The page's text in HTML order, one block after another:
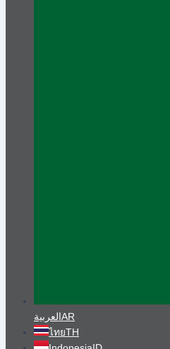
العربية AR
ไทยTH